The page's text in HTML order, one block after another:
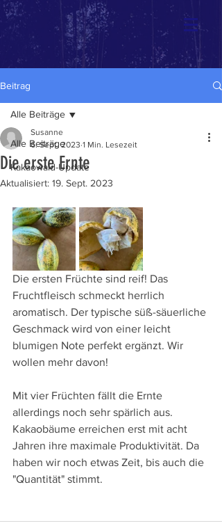
Beitrag
Alle Beiträge
Kakaowald-Update
Alle Beiträge
Die erste Ernte
Susanne
6. Sept. 2023 1 Min. Lesezeit
Aktualisiert: 19. Sept. 2023
Die ersten Früchte sind reif! Das
Fruchtfleisch schmeckt herrlich
aromatisch. Der typische süß-säuerliche
Geschmack wird von einer leicht
blumigen Note perfekt ergänzt. Wir
wollen mehr davon!
Mit vier Früchten fällt die Ernte
allerdings noch sehr spärlich aus.
Kakaobäume erreichen erst mit acht
Jahren ihre maximale Produktivität. Da
haben wir noch etwas Zeit, bis auch die
"Quantität" stimmt.